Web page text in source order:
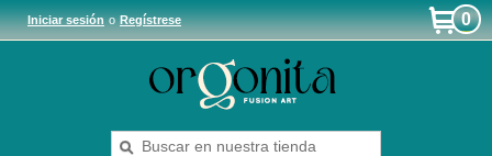
Iniciar sesiónoRegístrese 0